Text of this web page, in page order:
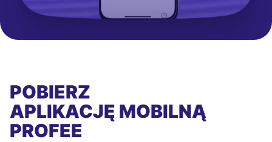
POBIERZ
APLIKACJĘ MOBILNĄ
PROFEE